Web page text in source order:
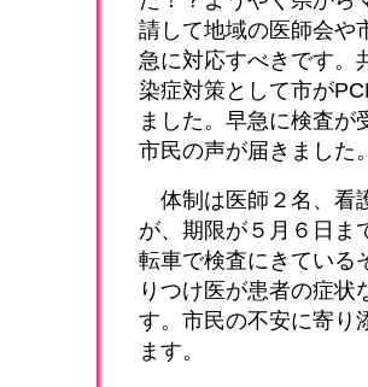
請して地域の医師会や
急に対応すべきです。
染症対策として市が
ました。早急に検査が
市民の声が届きました。
体制は医師２名、看
が、期限が５月６日ま
転車で検査にきている
りつけ医が患者の症
す。市民の不安に寄り
ます。